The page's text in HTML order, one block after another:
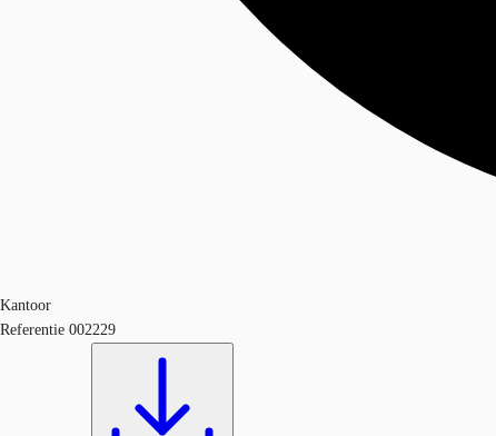
Kantoor
Referentie 002229